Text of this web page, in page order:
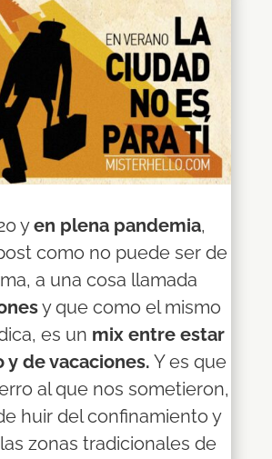
yen plena pandemia,
como no puede ser de
a una cosa llamada
y que como el mismo
es un mix entre estar
y de vacaciones. Y es que
al que nos sometieron,
huir del confinamiento y
zonas tradicionales de